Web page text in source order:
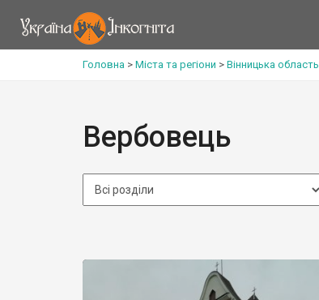
Головна > Міста та регіони > Вінницька область
Вербовець